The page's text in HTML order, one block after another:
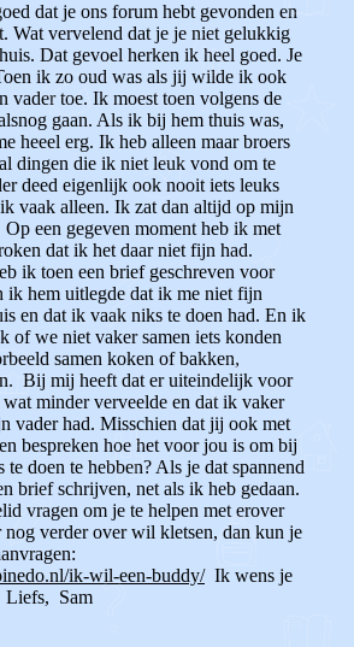
dat je ons forum hebt gevonden en
Wat vervelend dat je je niet gelukkig
Dat gevoel herken ik heel goed. Je
ik zo oud was als jij wilde ik ook
vader toe. Ik moest toen volgens de
gaan. Als ik bij hem thuis was,
heeel erg. Ik heb alleen maar broers
dingen die ik niet leuk vond om te
deed eigenlijk ook nooit iets leuks
vaak alleen. Ik zat dan altijd op mijn
een gegeven moment heb ik met
dat ik het daar niet fijn had.
ik toen een brief geschreven voor
ik hem uitlegde dat ik me niet fijn
en dat ik vaak niks te doen had. En ik
of we niet vaker samen iets konden
samen koken of bakken,
Bij mij heeft dat er uiteindelijk voor
minder verveelde en dat ik vaker
vader had. Misschien dat jij ook met
bespreken hoe het voor jou is om bij
te doen te hebben? Als je dat spannend
brief schrijven, net als ik heb gedaan.
vragen om je te helpen met erover
verder over wil kletsen, dan kun je
ik-wil-een-buddy/Ik wens je
Liefs, Sam